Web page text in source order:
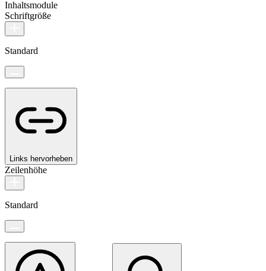
Inhaltsmodule
Schriftgröße
Standard
Links hervorheben
Zeilenhöhe
Standard